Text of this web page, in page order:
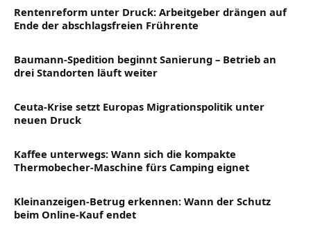
Rentenreform unter Druck: Arbeitgeber drängen auf
Ende der abschlagsfreien Frührente
Baumann-Spedition beginnt Sanierung – Betrieb an
drei Standorten läuft weiter
Ceuta-Krise setzt Europas Migrationspolitik unter
neuen Druck
Kaffee unterwegs: Wann sich die kompakte
Thermobecher-Maschine fürs Camping eignet
Kleinanzeigen-Betrug erkennen: Wann der Schutz
beim Online-Kauf endet